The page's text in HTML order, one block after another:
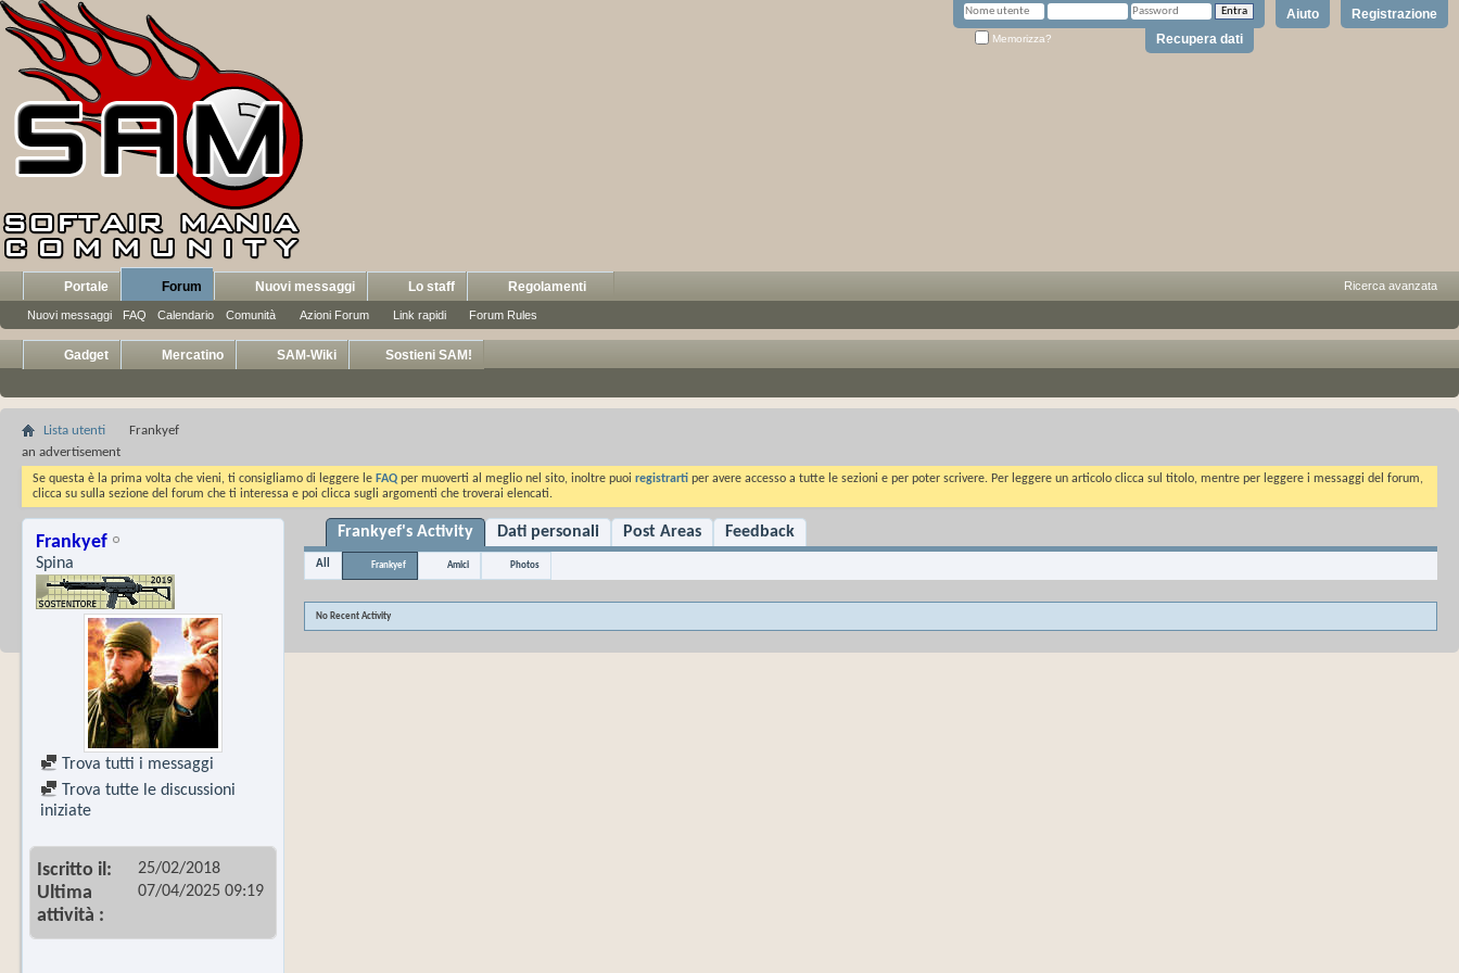
Registrazione
Aiuto
Memorizza? Recupera dati
Portale Forum
Nuovi messaggi FAQ Calendario Comunità Azioni Forum Link rapidi Forum Rules
Nuovi messaggi Lo staff Regolamenti Ricerca avanzata
Gadget Mercatino SAM-Wiki Sostieni SAM!
Lista utenti
Frankyef
an advertisement
Se questa è la prima volta che vieni, ti consigliamo di leggere le FAQ per muoverti al meglio nel sito, inoltre puoi registrarti per avere accesso a tutte le sezioni e per poter scrivere. Per leggere un articolo clicca sul titolo, mentre per leggere i messaggi del forum,
clicca su sulla sezione del forum che ti interessa e poi clicca sugli argomenti che troverai elencati.
Frankyef
Spina
Trova tutti i messaggi
Trova tutte le discussioni
iniziate
Iscritto il 25/02/2018
Ultima
attività
07/04/2025 09:19
Frankyef's Activity Dati personali Post Areas Feedback
All Frankyef Amici Photos
No Recent Activity